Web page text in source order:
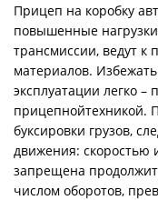
Прицеп на коробку
повышенные
трансмиссии, ведут к
материалов.
эксплуатации легко –
прицепнойтехникой.
буксировки грузов,
движения: скоростью
запрещена
числом оборотов,